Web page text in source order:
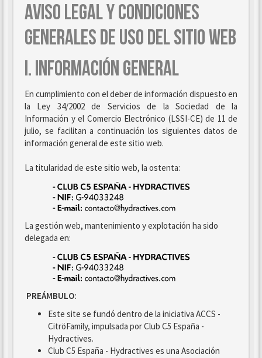
AVISO LEGAL Y CONDICIONES
GENERALES DE USO DEL SITIO WEB
I. INFORMACIÓN GENERAL
En cumplimiento con el deber de información dispuesto en
la Ley 34/2002 de Servicios de la Sociedad de la
Información y el Comercio Electrónico (LSSI-CE) de 11 de
julio, se facilitan a continuación los siguientes datos de
información general de este sitio web.
La titularidad de este sitio web, la ostenta:
La gestión web, mantenimiento y explotación ha sido
delegada en:
PREÁMBULO:
Este site se fundó dentro de la iniciativa ACCS -
CitröFamily, impulsada por Club C5 España -
Hydractives.
Club C5 España - Hydractives es una Asociación